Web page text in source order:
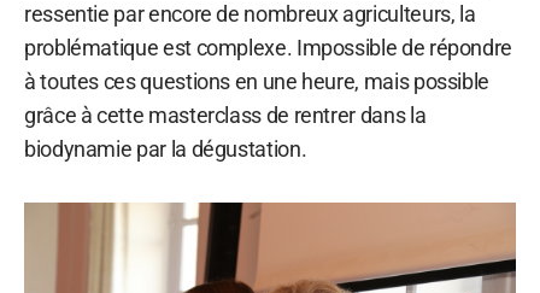
ressentie par encore de nombreux agriculteurs, la
problématique est complexe. Impossible de répondre
à toutes ces questions en une heure, mais possible
grâce à cette masterclass de rentrer dans la
biodynamie par la dégustation.